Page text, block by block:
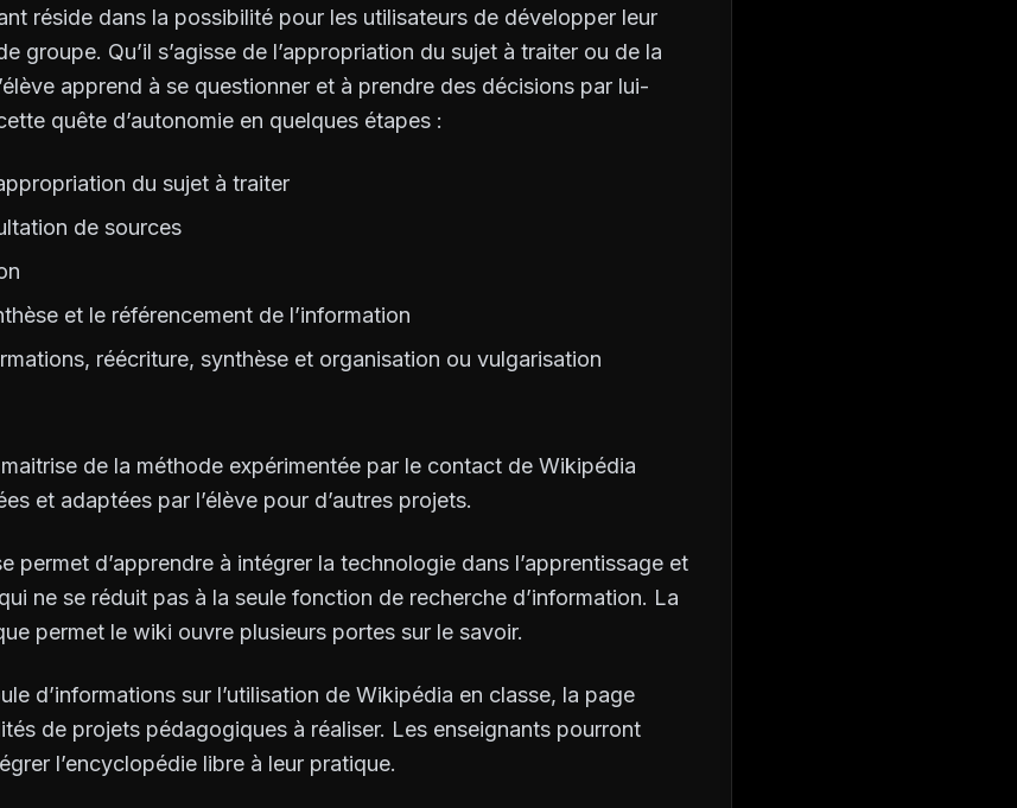
réside dans la possibilité pour les utilisateurs de développer leur
groupe. Qu’il s’agisse de l’appropriation du sujet à traiter ou de la
apprend à se questionner et à prendre des décisions par lui-
quête d’autonomie en quelques étapes :
du sujet à traiter
de sources
et le référencement de l’information
réécriture, synthèse et organisation ou vulgarisation
de la méthode expérimentée par le contact de Wikipédia
et adaptées par l’élève pour d’autres projets.
permet d’apprendre à intégrer la technologie dans l’apprentissage et
ne se réduit pas à la seule fonction de recherche d’information. La
permet le wiki ouvre plusieurs portes sur le savoir.
d’informations sur l’utilisation de Wikipédia en classe, la page
de projets pédagogiques à réaliser. Les enseignants pourront
l’encyclopédie libre à leur pratique.